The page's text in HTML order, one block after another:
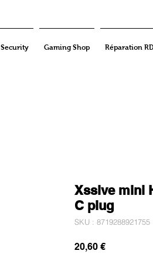
Security Gaming Shop Réparation
Xssive mini
C plug
SKU : 8719288921755
20,60 €Prix